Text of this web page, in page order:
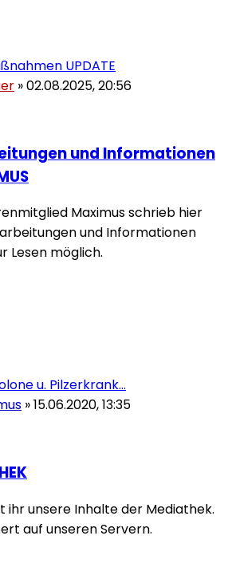
UPDATE
»02.08.2025, 20:56
und Informationen
Maximus schrieb hier
und Informationen
Lesen möglich.
u. Pilzerkrank…
»15.06.2020, 13:35
ihr unsere Inhalte der Mediathek.
auf unseren Servern.